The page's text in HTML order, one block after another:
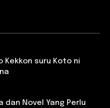
Kekkon suru Koto ni
dan Novel Yang Perlu